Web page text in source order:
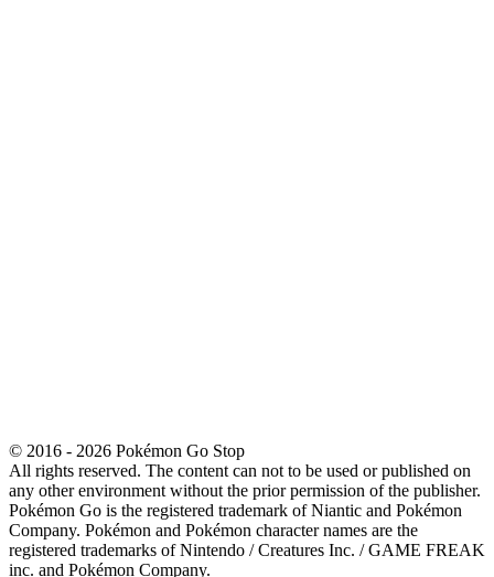
© 2016 - 2026 Pokémon Go Stop
All rights reserved. The content can not to be used or published on
any other environment without the prior permission of the publisher.
Pokémon Go is the registered trademark of Niantic and Pokémon
Company. Pokémon and Pokémon character names are the
registered trademarks of Nintendo / Creatures Inc. / GAME FREAK
inc. and Pokémon Company.